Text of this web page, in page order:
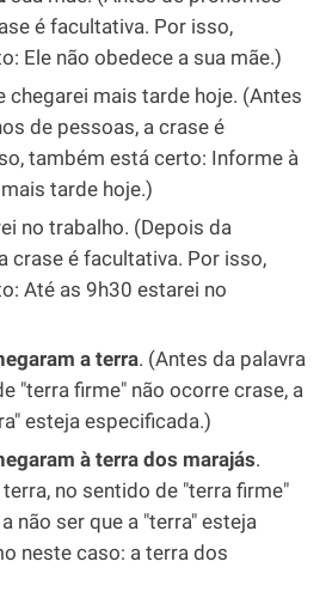
é facultativa. Por isso,
Ele não obedece a sua mãe.)
chegarei mais tarde hoje. (Antes
de pessoas, a crase é
também está certo: Informe à
tarde hoje.)
no trabalho. (Depois da
crase é facultativa. Por isso,
Até as 9h30 estarei no
a terra. (Antes da palavra
"terra firme" não ocorre crase, a
esteja especificada.)
à terra dos marajás.
no sentido de "terra firme"
não ser que a "terra" esteja
neste caso: a terra dos